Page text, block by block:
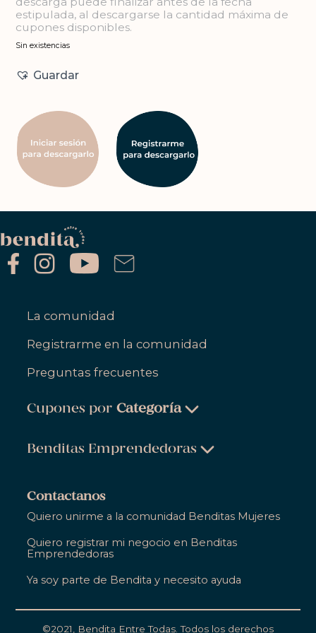
estipulada, al descargarse la cantidad máxima de
cupones disponibles.
Sin existencias
Guardar
La comunidad
Registrarme en la comunidad
Preguntas frecuentes
Cupones porCategoría
Salud & Bienestar
Hogar
Gastronomía
Apoyo Empresarial
Benditas Emprendedoras
Salud & Bienestar
Hogar
Gastronomía
Contactanos
Quiero unirme a la comunidad Benditas Mujeres
Quiero registrar mi negocio en Benditas
Emprendedoras
Ya soy parte de Bendita y necesito ayuda
©2021, Bendita Entre Todas . Todos los derechos